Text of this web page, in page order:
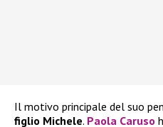
Il motivo principale del suo
figlio Michele. Paola Caruso